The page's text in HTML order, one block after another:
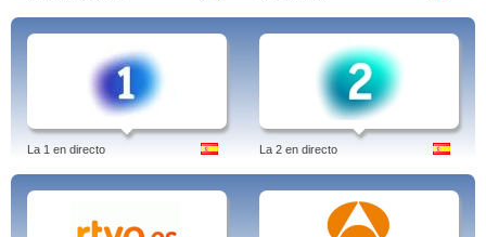
La 1 en directo La 2 en directo